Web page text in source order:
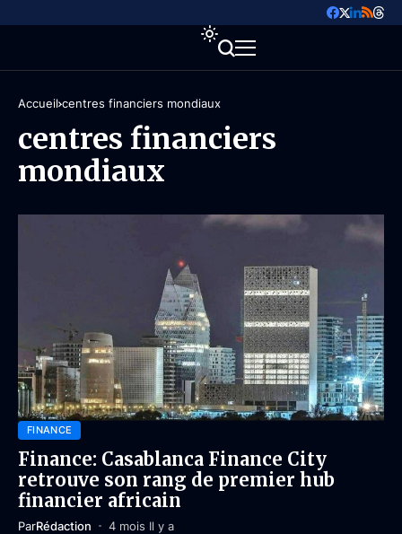
Accueil centres financiers mondiaux
centres financiers
mondiaux
FINANCE
Finance: Casablanca Finance City
retrouve son rang de premier hub
financier africain
ParRédaction 4 mois Il y a